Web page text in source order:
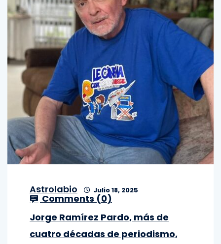
Astrolabio Julio 18, 2025
Comments (0)
Jorge Ramírez Pardo, más de
cuatro décadas de periodismo,